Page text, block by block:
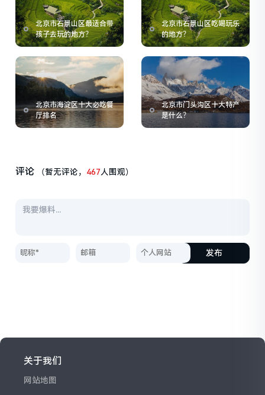
北京市石景山区最适合带
孩子去玩的地方？
北京市石景山区吃喝玩乐
的地方？
北京市海淀区十大必吃餐
厅排名
北京市门头沟区十大特产
是什么？
评论 （暂无评论， 467人围观）
发布
关于我们
网站地图